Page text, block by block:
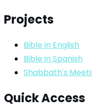
Projects
Bible in English
Bible in Spanish
Shabbath's
Quick Access